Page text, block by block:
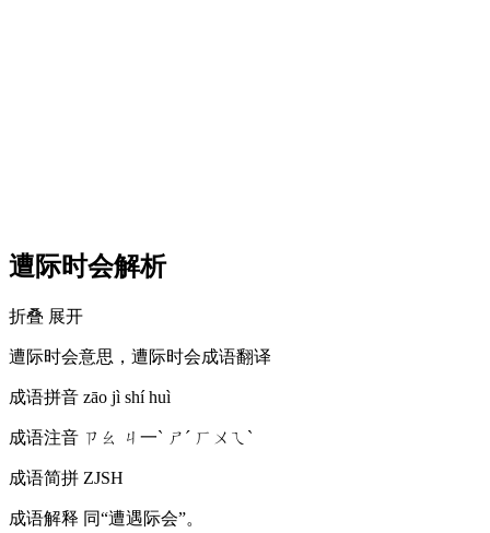
遭际时会解析
折叠 展开
遭际时会意思，遭际时会成语翻译
成语拼音 zāo jì shí huì
成语注音 ㄗㄠ ㄐ一ˋ ㄕˊ ㄏㄨㄟˋ
成语简拼 ZJSH
成语解释 同“遭遇际会”。